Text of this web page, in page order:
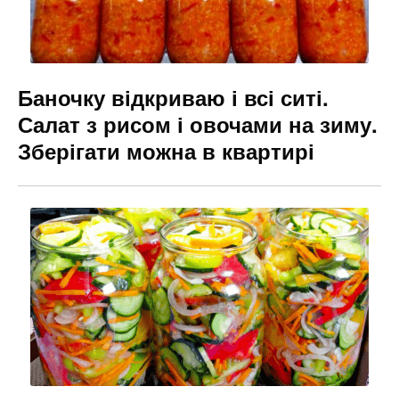
Баночку відкриваю і всі ситі.
Салат з рисом і овочами на зиму.
Зберігати можна в квартирі